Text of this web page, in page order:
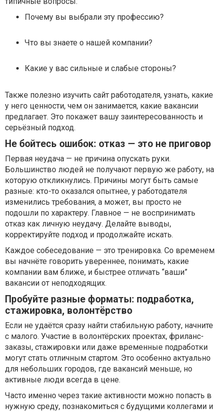
Почему вы выбрали эту профессию?
Что вы знаете о нашей компании?
Какие у вас сильные и слабые стороны?
Также полезно изучить сайт работодателя, узнать, какие
у него ценности, чем он занимается, какие вакансии
предлагает. Это покажет вашу заинтересованность и
серьёзный подход.
Не бойтесь ошибок: отказ — это не приговор
Первая неудача — не причина опускать руки.
Большинство людей не получают первую же работу, на
которую откликнулись. Причины могут быть самые
разные: кто-то оказался опытнее, у работодателя
изменились требования, а может, вы просто не
подошли по характеру. Главное — не воспринимать
отказ как личную неудачу. Делайте выводы,
корректируйте подход и продолжайте искать.
Каждое собеседование — это тренировка. Со временем
вы начнёте говорить увереннее, понимать, какие
компании вам ближе, и быстрее отличать “ваши”
вакансии от неподходящих.
Пробуйте разные форматы: подработка,
стажировка, волонтёрство
Если не удаётся сразу найти стабильную работу, начните
с малого. Участие в волонтёрских проектах, фриланс-
заказы, стажировки или даже временные подработки
могут стать отличным стартом. Это особенно актуально
для небольших городов, где вакансий меньше, но
активные люди всегда в цене.
Часто именно через такие активности можно попасть в
нужную среду, познакомиться с будущими коллегами и